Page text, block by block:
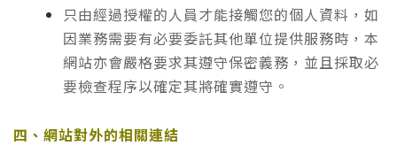
只由經過授權的人員才能接觸您的個人資料，如
因業務需要有必要委託其他單位提供服務時，本
網站亦會嚴格要求其遵守保密義務，並且採取必
要檢查程序以確定其將確實遵守。
四、網站對外的相關連結